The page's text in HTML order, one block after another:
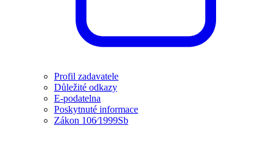
Profil zadavatele
Důležité odkazy
E-podatelna
Poskytnuté informace
Zákon 106⁄1999Sb